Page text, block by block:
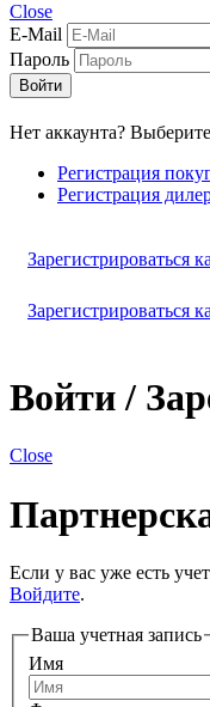
Close
E-Mail
Пароль
Войти
Нет аккаунта?
Регистрация
Регистрация
Зарегистрироваться
Зарегистрироваться
Войти /
Close
Если у вас уже есть
Войдите.
Ваша учетная запись
Имя